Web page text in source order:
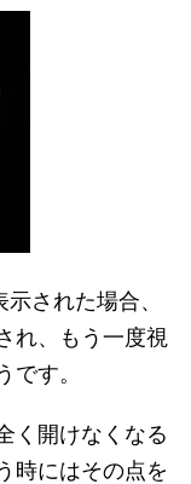
された場合、
れ、もう一度視
す。
く開けなくなる
時にはその点を